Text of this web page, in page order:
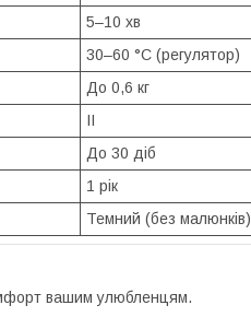
5–10 хв
30–60 °C (регулятор)
До 0,6 кг
II
До 30 діб
1 рік
Темний (без малюнків)
вашим улюбленцям.